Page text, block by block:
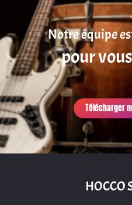
Notre équipe
pour vous
Télécharger
HOCCO